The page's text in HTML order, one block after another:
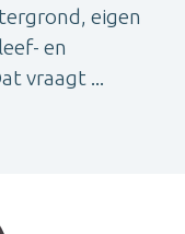
eigen
en
vraagt ...